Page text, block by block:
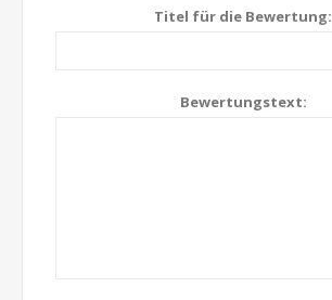
Titel für die Bewertung:
Bewertungstext: